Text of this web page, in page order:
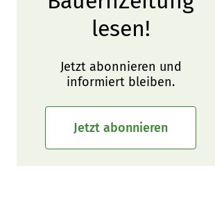
lesen!
Jetzt abonnieren und
informiert bleiben.
Jetzt abonnieren